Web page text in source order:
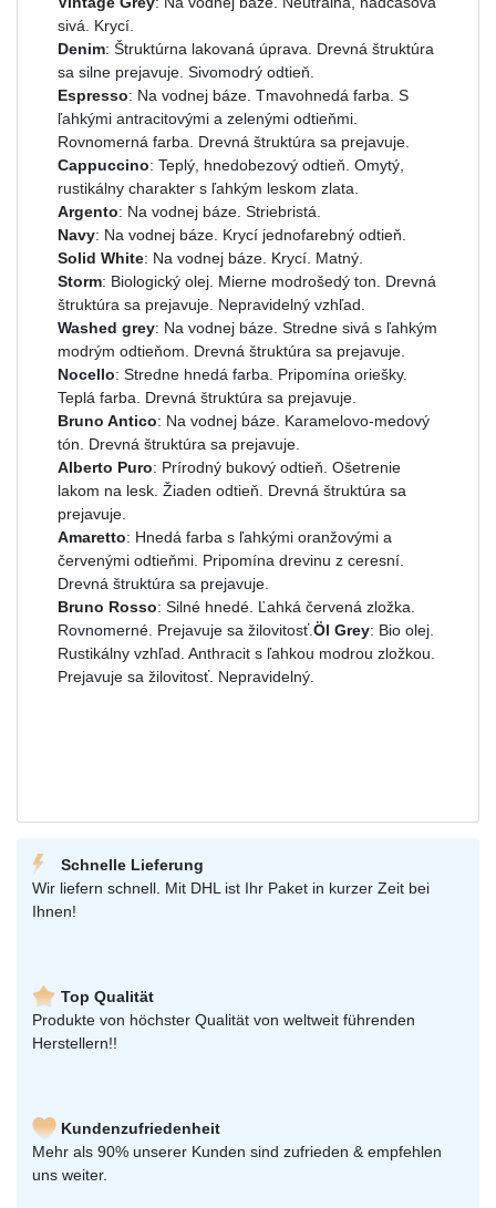
sivá. Krycí.
Denim: Štruktúrna lakovaná úprava. Drevná štruktúra
sa silne prejavuje. Sivomodrý odtieň.
Espresso: Na vodnej báze. Tmavohnedá farba. S
ľahkými antracitovými a zelenými odtieňmi.
Rovnomerná farba. Drevná štruktúra sa prejavuje.
Cappuccino: Teplý, hnedobezový odtieň. Omytý,
rustikálny charakter s ľahkým leskom zlata.
Argento: Na vodnej báze. Striebristá.
Navy: Na vodnej báze. Krycí jednofarebný odtieň.
Solid White: Na vodnej báze. Krycí. Matný.
Storm: Biologický olej. Mierne modrošedý ton. Drevná
štruktúra sa prejavuje. Nepravidelný vzhľad.
Washed grey: Na vodnej báze. Stredne sivá s ľahkým
modrým odtieňom. Drevná štruktúra sa prejavuje.
Nocello: Stredne hnedá farba. Pripomína oriešky.
Teplá farba. Drevná štruktúra sa prejavuje.
Bruno Antico: Na vodnej báze. Karamelovo-medový
tón. Drevná štruktúra sa prejavuje.
Alberto Puro: Prírodný bukový odtieň. Ošetrenie
lakom na lesk. Žiaden odtieň. Drevná štruktúra sa
prejavuje.
Amaretto: Hnedá farba s ľahkými oranžovými a
červenými odtieňmi. Pripomína drevinu z ceresní.
Drevná štruktúra sa prejavuje.
Bruno Rosso: Silné hnedé. Ľahká červená zložka.
Rovnomerné. Prejavuje sa žilovitosť.Öl Grey: Bio olej.
Rustikálny vzhľad. Anthracit s ľahkou modrou zložkou.
Prejavuje sa žilovitosť. Nepravidelný.
Schnelle Lieferung
Wir liefern schnell. Mit DHL ist Ihr Paket in kurzer Zeit bei
Ihnen!
Top Qualität
Produkte von höchster Qualität von weltweit führenden
Herstellern!!
Kundenzufriedenheit
Mehr als 90% unserer Kunden sind zufrieden & empfehlen
uns weiter.